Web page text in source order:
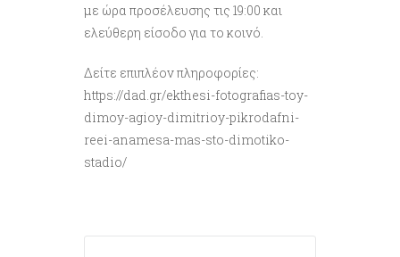
με ώρα προσέλευσης τις 19:00 και
ελεύθερη είσοδο για το κοινό.
Δείτε επιπλέον πληροφορίες:
https://dad.gr/ekthesi-fotografias-toy-
dimoy-agioy-dimitrioy-pikrodafni-
reei-anamesa-mas-sto-dimotiko-
stadio/